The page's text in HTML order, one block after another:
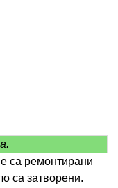
са ремонтирани
са затворени.